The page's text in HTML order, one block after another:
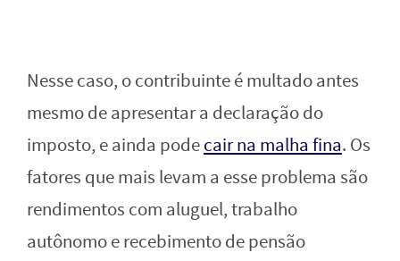
Nesse caso, o contribuinte é multado antes
mesmo de apresentar a declaração do
imposto, e ainda podecair na malha fina. Os
fatores que mais levam a esse problema são
rendimentos com aluguel, trabalho
autônomo e recebimento de pensão